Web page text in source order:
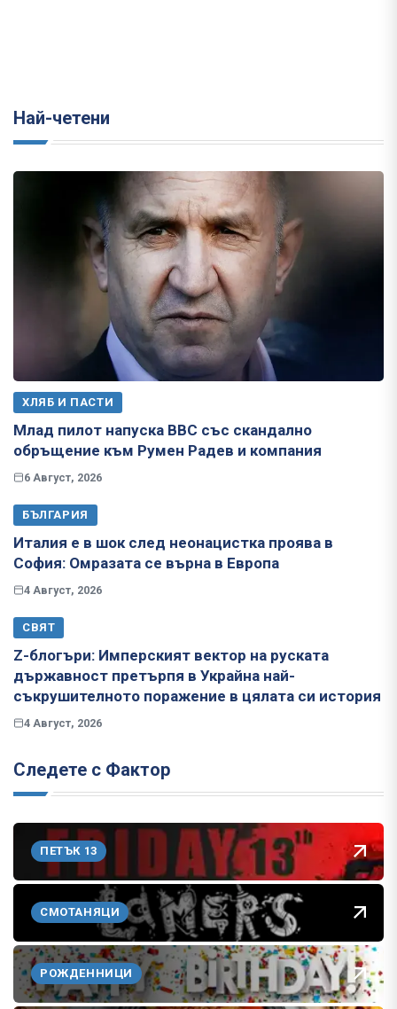
Най-четени
ХЛЯБ И ПАСТИ
Млад пилот напуска ВВС със скандално
обръщение към Румен Радев и компания
6 Август, 2026
БЪЛГАРИЯ
Италия е в шок след неонацистка проява в
София: Омразата се върна в Европа
4 Август, 2026
СВЯТ
Z-блогъри: Имперският вектор на руската
държавност претърпя в Украйна най-
съкрушителното поражение в цялата си история
4 Август, 2026
Следете с Фактор
ПЕТЪК 13
СМОТАНЯЦИ
РОЖДЕННИЦИ